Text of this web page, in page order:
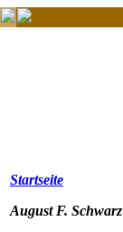
Startseite
August F. Schwarz